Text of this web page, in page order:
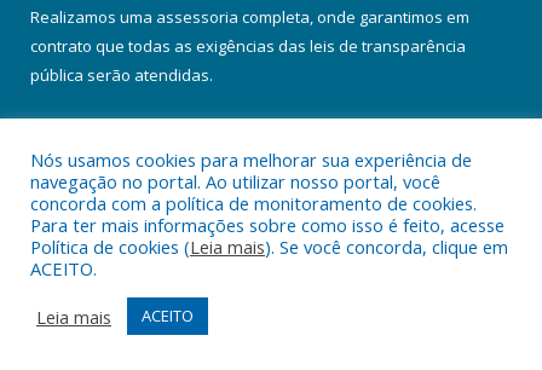
Realizamos uma assessoria completa, onde garantimos em
contrato que todas as exigências das leis de transparência
pública serão atendidas.
Todos os direitos reservados a Prefeitura Municipal de Colares.
Mapa do Site
Acessar Área Administrativa
Acessar Webmail
Nós usamos cookies para melhorar sua experiência de
navegação no portal. Ao utilizar nosso portal, você
concorda com a política de monitoramento de cookies.
Para ter mais informações sobre como isso é feito, acesse
Política de cookies (Leia mais). Se você concorda, clique em
ACEITO.
Leia mais
ACEITO